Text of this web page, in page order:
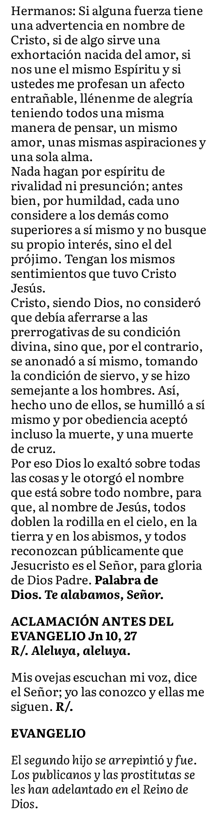
Hermanos: Si alguna fuerza tiene
una advertencia en nombre de
Cristo, si de algo sirve una
exhortación nacida del amor, si
nos une el mismo Espíritu y si
ustedes me profesan un afecto
entrañable, llénenme de alegría
teniendo todos una misma
manera de pensar, un mismo
amor, unas mismas aspiraciones y
una sola alma.
Nada hagan por espíritu de
rivalidad ni presunción; antes
bien, por humildad, cada uno
considere a los demás como
superiores a sí mismo y no busque
su propio interés, sino el del
prójimo. Tengan los mismos
sentimientos que tuvo Cristo
Jesús.
Cristo, siendo Dios, no consideró
que debía aferrarse a las
prerrogativas de su condición
divina, sino que, por el contrario,
se anonadó a sí mismo, tomando
la condición de siervo, y se hizo
semejante a los hombres. Así,
hecho uno de ellos, se humilló a sí
mismo y por obediencia aceptó
incluso la muerte, y una muerte
de cruz.
Por eso Dios lo exaltó sobre todas
las cosas y le otorgó el nombre
que está sobre todo nombre, para
que, al nombre de Jesús, todos
doblen la rodilla en el cielo, en la
tierra y en los abismos, y todos
reconozcan públicamente que
Jesucristo es el Señor, para gloria
de Dios Padre. Palabra de
Dios.Te alabamos, Señor.
ACLAMACIÓN ANTES DEL
EVANGELIO Jn 10, 27
R/. Aleluya, aleluya.
Mis ovejas escuchan mi voz, dice
el Señor; yo las conozco y ellas me
siguen.R/.
EVANGELIO
El segundo hijo se arrepintió y fue.
Los publicanos y las prostitutas se
les han adelantado en el Reino de
Dios.